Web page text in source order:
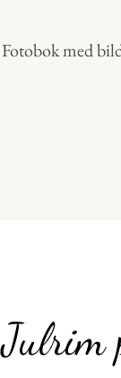
Fotobok med
Julrim